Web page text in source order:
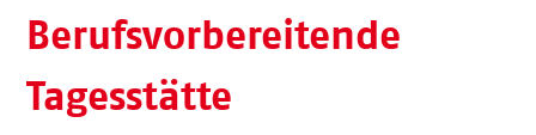
Berufsvorbereitende
Tagesstätte